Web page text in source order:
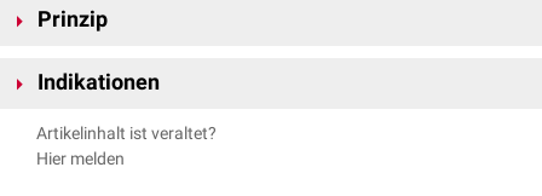
Prinzip
einemLinearbeschleuniger
des Patienten in einemstereotaktischen Rahmen
Dosisleistungist mit 6
Indikationen
Anwendungsbereiche des Cyber-Knifes sind vor allem schwer
zugängliche Tumoren der Hirnregion, sowie inoperable Tumoren in
Artikelinhalt ist veraltet?
Hier melden